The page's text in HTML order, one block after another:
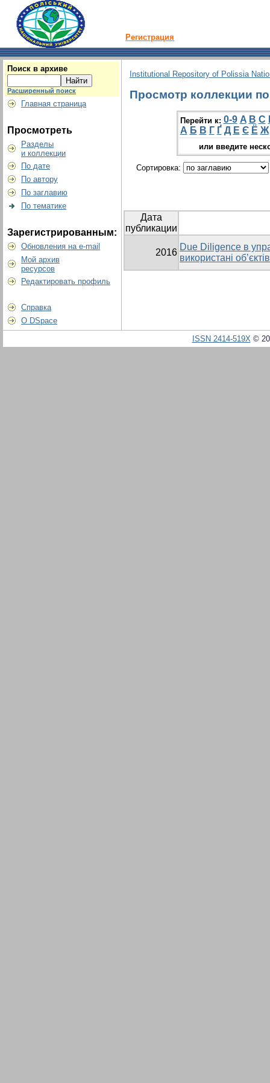
Регистрация
Поиск в архиве
Расширенный поиск
Главная страница
Просмотреть
Разделы
и коллекции
По дате
По автору
По заглавию
По тематике
Зарегистрированным:
Обновления на e-mail
Мой архив
ресурсов
Редактировать профиль
Справка
О DSpace
Institutional Repository of Polissia
Просмотр коллекции
Перейти к: 0-9 A B C
А Б В Г Ґ Д Е Є Ё Ж
или введите
Сортировка:
Дата
публикации
2016
Due Diligence в
використані
ISSN 2414-519X©